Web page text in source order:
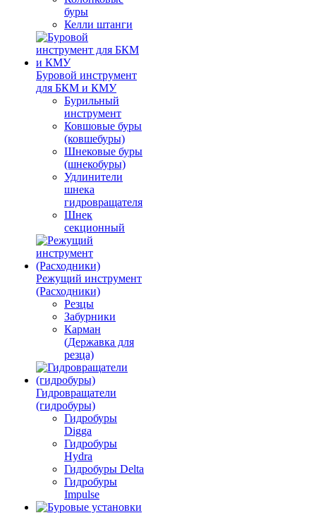
буры
Келли штанги
Буровой инструмент
для БКМ и КМУ
Бурильный
инструмент
Ковшовые буры
(ковшебуры)
Шнековые буры
(шнекобуры)
Удлинители
шнека
гидровращателя
Шнек
секционный
Режущий инструмент
(Расходники)
Резцы
Забурники
Карман
(Державка для
резца)
Гидровращатели
(гидробуры)
Гидробуры
Digga
Гидробуры
Hydra
Гидробуры Delta
Гидробуры
Impulse